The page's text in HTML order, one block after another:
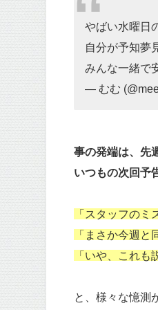
やばい水曜日
自分が予知夢
みんな一緒で
— むむ
事の発端は、先
いつもの次回予
「スタッフのミ
「まさか今週と
「いや、これも
と、様々な憶測